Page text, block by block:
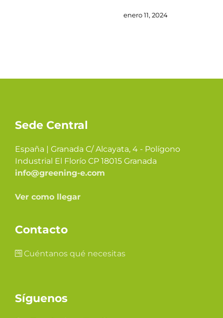
enero 11, 2024
Sede Central
España | Granada C/ Alcayata, 4 - Polígono
Industrial El Florío CP 18015 Granada
info@greening-e.com
Ver como llegar
Contacto
Cuéntanos qué necesitas
Síguenos